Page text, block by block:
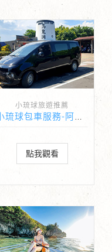
小琉球旅遊推薦
點我觀看